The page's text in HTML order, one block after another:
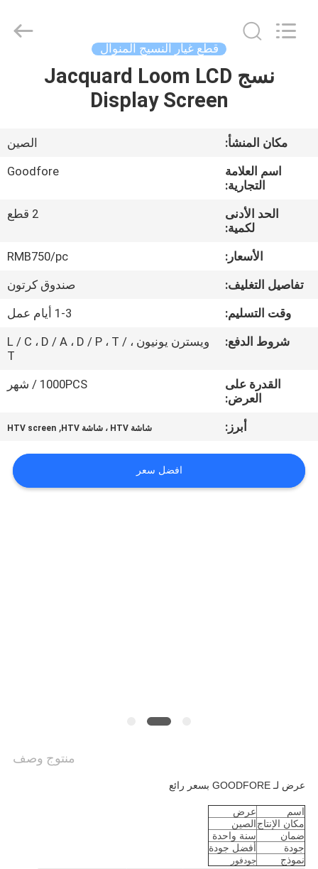
المنزل
فيديوهات
معلومات
جولة
المعمل
رقابة
بنا
Machinery
Co.,Ltd.
قطع غيار النسيج المنوال
نسج Jacquard Loom LCD
Display Screen
مكان المنشأ:
الصين
اسم العلامة
التجارية:
Goodfore
الحد الأدنى
لكمية:
2 قطع
الأسعار:
RMB750/pc
تفاصيل التغليف:
صندوق كرتون
وقت التسليم:
1-3 أيام عمل
شروط الدفع:
ويسترن يونيون ، L / C ، D / A ، D / P ، T /
T
القدرة على
العرض:
1000PCS / شهر
أبرز: شاشة HTV ، شاشة HTV ,
HTV screen
افضل سعر
منتوج وصف
عرض لـ GOODFORE بسعر رائع
اسم
عرض
مكان الإنتاجالصين
ضمان
سنة واحدة
جودة
أفضل جودة
نموذج
جودفور